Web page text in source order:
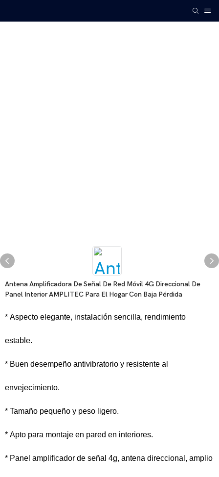
Antena Amplificadora De Señal De Red Móvil 4G Direccional De
Panel Interior AMPLITEC Para El Hogar Con Baja Pérdida
* Aspecto elegante, instalación sencilla, rendimiento
estable.
* Buen desempeño antivibratorio y resistente al
envejecimiento.
* Tamaño pequeño y peso ligero.
* Apto para montaje en pared en interiores.
* Panel amplificador de señal 4g, antena direccional, amplio